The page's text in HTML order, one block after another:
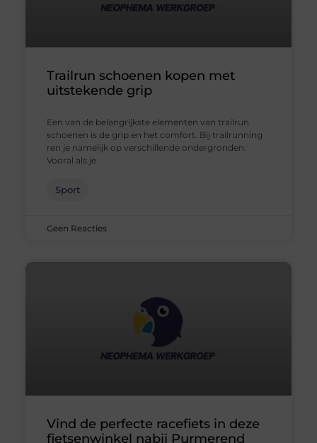
Trailrun schoenen kopen met
uitstekende grip
Een van de belangrijkste elementen van trailrun
schoenen is de grip en het comfort. Bij trailrunning
ren je namelijk op verschillende ondergronden.
Vooral als je
Sport
Geen Reacties
Vind de perfecte racefiets in deze
fietsenwinkel nabij Purmerend